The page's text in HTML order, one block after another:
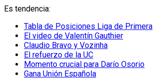
Es tendencia:
Tabla de Posiciones Liga de Primera
El video de Valentín Gauthier
Claudio Bravo y Vozinha
El refuerzo de la UC
Momento crucial para Darío Osorio
Gana Unión Española